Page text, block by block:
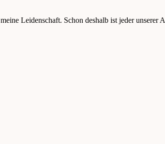
Leidenschaft. Schon deshalb ist jeder unserer